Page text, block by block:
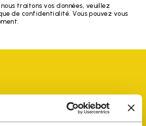
traitons vos données, veuillez
de confidentialité. Vous pouvez vous